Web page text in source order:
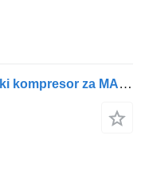
Knorr-Bremse LK8936 pneumatski kompresor za MAN TGX TGS kamiona